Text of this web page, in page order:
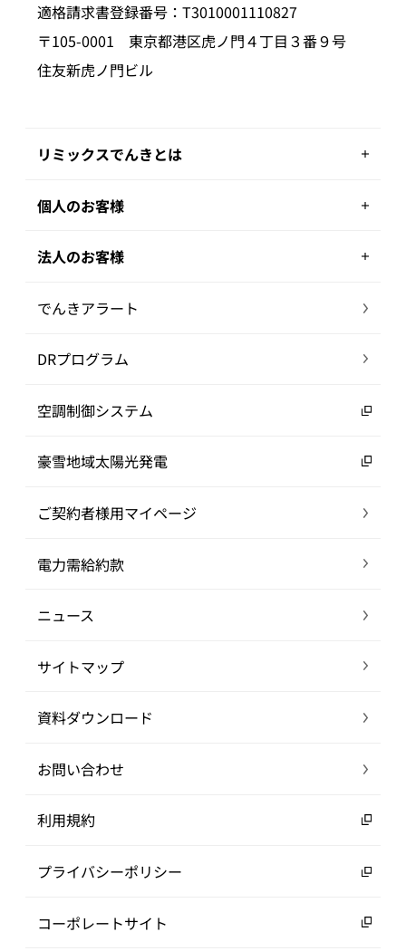
適格請求書登録番号：T3010001110827
〒105-0001 東京都港区虎ノ門４丁目３番９号
住友新虎ノ門ビル
リミックスでんきとは
個人のお客様
法人のお客様
でんきアラート
DRプログラム
空調制御システム
豪雪地域太陽光発電
ご契約者様用マイページ
電力需給約款
ニュース
サイトマップ
資料ダウンロード
お問い合わせ
利用規約
プライバシーポリシー
コーポレートサイト